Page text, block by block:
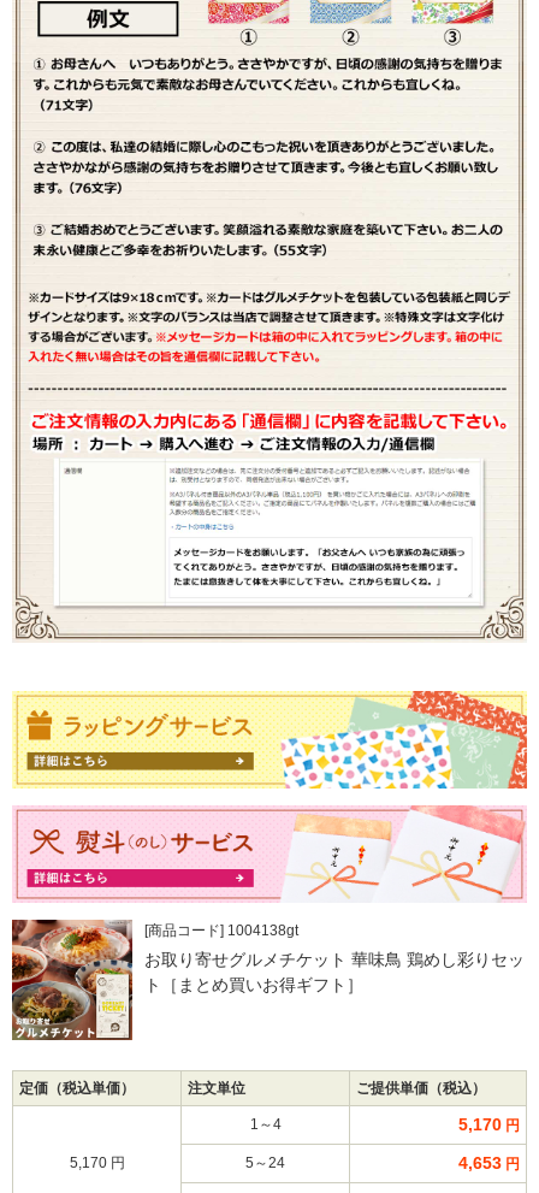
[商品コード] 1004138gt
お取り寄せグルメチケット 華味鳥 鶏めし彩りセッ
ト［まとめ買いお得ギフト］
定価（税込単価） 注文単位 ご提供単価（税込）
5,170 円
1～4 5,170 円
5～24 4,653 円